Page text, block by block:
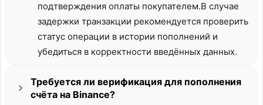
подтверждения оплаты покупателем.В случае
задержки транзакции рекомендуется проверить
статус операции в истории пополнений и
убедиться в корректности введённых данных.
Требуется ли верификация для пополнения
счёта на Binance?